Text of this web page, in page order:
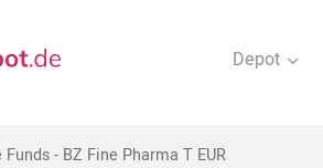
Depot
Funds - BZ Fine Pharma T EUR